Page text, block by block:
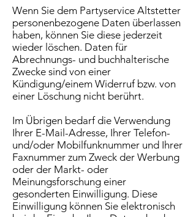
Wenn Sie dem Partyservice Altstetter
personenbezogene Daten überlassen
haben, können Sie diese jederzeit
wieder löschen. Daten für
Abrechnungs- und buchhalterische
Zwecke sind von einer
Kündigung/einem Widerruf bzw. von
einer Löschung nicht berührt.
Im Übrigen bedarf die Verwendung
Ihrer E-Mail-Adresse, Ihrer Telefon-
und/oder Mobilfunknummer und Ihrer
Faxnummer zum Zweck der Werbung
oder der Markt- oder
Meinungsforschung einer
gesonderten Einwilligung. Diese
Einwilligung können Sie elektronisch